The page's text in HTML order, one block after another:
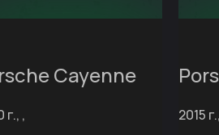
Cayenne
г., , 2015